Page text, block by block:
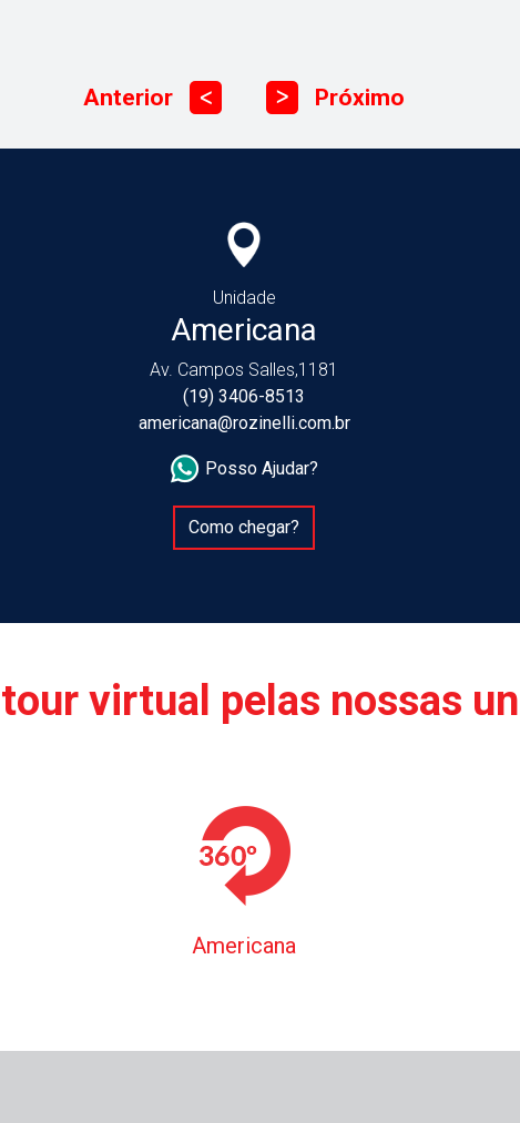
Anterior ᐳ ᐳ Próximo
Unidade
Americana
Av. Campos Salles,1181
(19) 3406-8513
americana@rozinelli.com.br
Posso Ajudar?
Como chegar?
virtual pelas nossas
Americana